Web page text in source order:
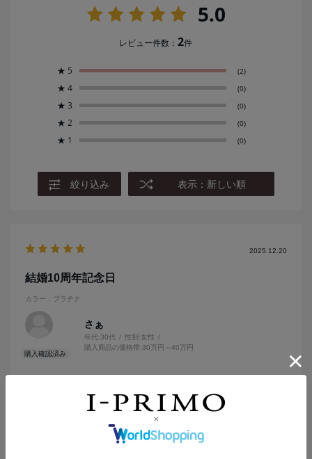
5.0
レビュー件数：2件
★ 5 (2)
★ 4 (0)
★ 3 (0)
★ 2 (0)
★ 1 (0)
絞り込み 表示：新しい順
2025.12.20
結婚10周年記念日
カラー：プラチナ
さぁ
年代:30代 性別:女性
購入商品の価格帯:30万円～40万円
とても綺麗で毎日見てはニヤけています！笑